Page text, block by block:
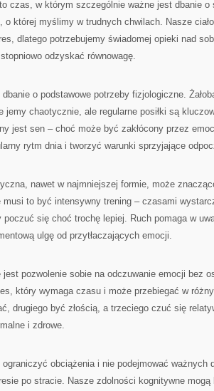
czas, w którym szczególnie ważne jest dbanie
o której myślimy w trudnych chwilach. Nasze
dlatego potrzebujemy świadomej opieki nad
odzyskać równowagę.
dbanie o podstawowe potrzeby fizjologiczne.
jemy chaotycznie, ale regularne posiłki są
jest sen – choć może być zakłócony przez
rytm dnia i tworzyć warunki sprzyjające
nawet w najmniejszej formie, może
musi to być intensywny trening – czasami
poczuć się choć trochę lepiej. Ruch pomaga w
ulgę od przytłaczających emocji.
jest pozwolenie sobie na odczuwanie emocji bez
który wymaga czasu i może przebiegać w
drugiego być złością, a trzeciego czuć się
i zdrowe.
ograniczyć obciążenia i nie podejmować ważnych
po stracie. Nasze zdolności kognitywne